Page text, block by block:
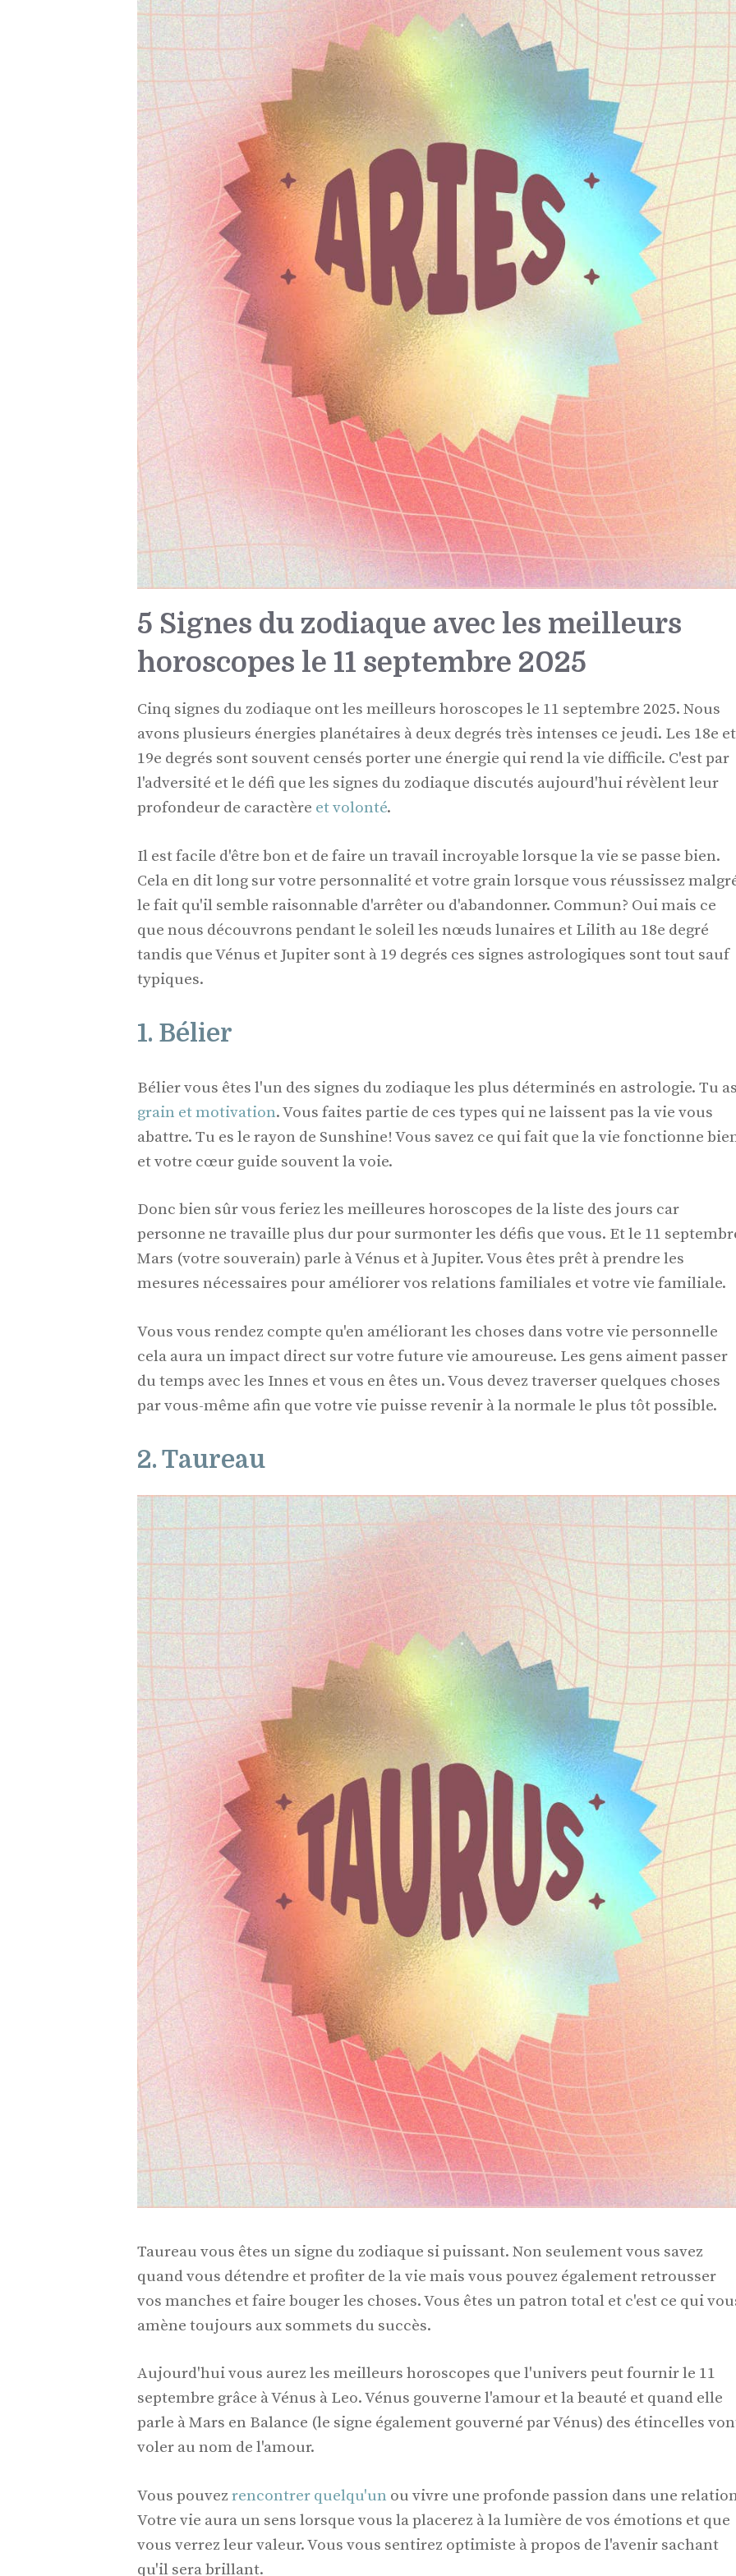
5 Signes du zodiaque avec les meilleurs
horoscopes le 11 septembre 2025
Cinq signes du zodiaque ont les meilleurs horoscopes le 11 septembre 2025. Nous
avons plusieurs énergies planétaires à deux degrés très intenses ce jeudi. Les 18e et
19e degrés sont souvent censés porter une énergie qui rend la vie difficile. C'est par
l'adversité et le défi que les signes du zodiaque discutés aujourd'hui révèlent leur
profondeur de caractère et volonté.
Il est facile d'être bon et de faire un travail incroyable lorsque la vie se passe bien.
Cela en dit long sur votre personnalité et votre grain lorsque vous réussissez
le fait qu'il semble raisonnable d'arrêter ou d'abandonner. Commun? Oui mais ce
que nous découvrons pendant le soleil les nœuds lunaires et Lilith au 18e degré
tandis que Vénus et Jupiter sont à 19 degrés ces signes astrologiques sont tout sauf
typiques.
1. Bélier
Bélier vous êtes l'un des signes du zodiaque les plus déterminés en astrologie. Tu
grain et motivation. Vous faites partie de ces types qui ne laissent pas la vie vous
abattre. Tu es le rayon de Sunshine! Vous savez ce qui fait que la vie fonctionne
et votre cœur guide souvent la voie.
Donc bien sûr vous feriez les meilleures horoscopes de la liste des jours car
personne ne travaille plus dur pour surmonter les défis que vous. Et le 11
Mars (votre souverain) parle à Vénus et à Jupiter. Vous êtes prêt à prendre les
mesures nécessaires pour améliorer vos relations familiales et votre vie familiale.
Vous vous rendez compte qu'en améliorant les choses dans votre vie personnelle
cela aura un impact direct sur votre future vie amoureuse. Les gens aiment passer
du temps avec les Innes et vous en êtes un. Vous devez traverser quelques choses
par vous-même afin que votre vie puisse revenir à la normale le plus tôt possible.
2. Taureau
Taureau vous êtes un signe du zodiaque si puissant. Non seulement vous savez
quand vous détendre et profiter de la vie mais vous pouvez également retrousser
vos manches et faire bouger les choses. Vous êtes un patron total et c'est ce qui
amène toujours aux sommets du succès.
Aujourd'hui vous aurez les meilleurs horoscopes que l'univers peut fournir le 11
septembre grâce à Vénus à Leo. Vénus gouverne l'amour et la beauté et quand elle
parle à Mars en Balance (le signe également gouverné par Vénus) des étincelles
voler au nom de l'amour.
Vous pouvez rencontrer quelqu'un ou vivre une profonde passion dans une
Votre vie aura un sens lorsque vous la placerez à la lumière de vos émotions et que
vous verrez leur valeur. Vous vous sentirez optimiste à propos de l'avenir sachant
qu'il sera brillant.